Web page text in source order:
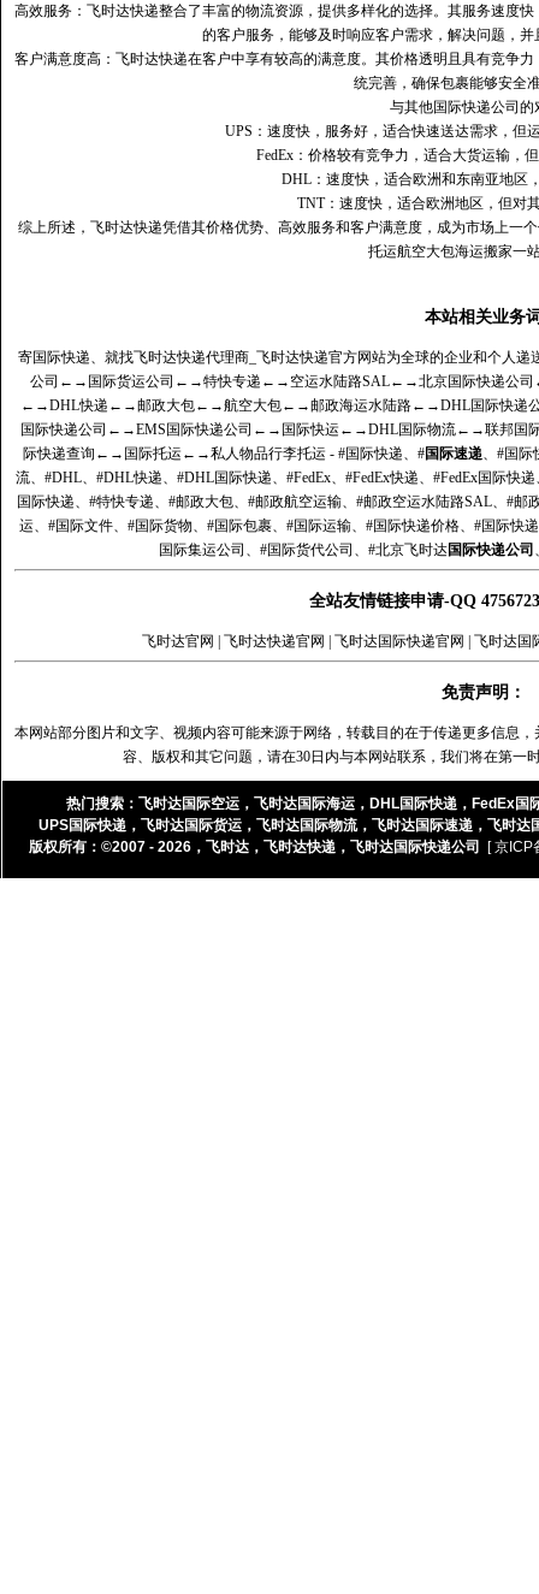
高效服务：飞时达快递整合了丰富的物流资源，提供多样化的选择。其服务速度
的客户服务，能够及时响应客户需求，解决问题，
客户满意度高‌：飞时达快递在客户中享有较高的满意度。其价格透明且具有竞争
统完善，确保包裹能够安全
与其他国际快递公司的
UPS：速度快，服务好，适合快速送达需求，但
FedEx：价格较有竞争力，适合大货运输，
DHL：速度快，适合欧洲和东南亚地区
TNT：速度快，适合欧洲地区，但对
综上所述，飞时达快递凭借其价格优势、高效服务和客户满意度，成为市场上一
托运航空大包海运搬家一
本站相关业务
寄国际快递、就找飞时达快递代理商_飞时达快递官方网站为全球的企业和个人递
公司 ←→ 国际货运公司 ←→特快专递 ←→ 空运水陆路SAL←→北京国际快递公司
←→DHL快递 ←→邮政大包←→航空大包←→邮政海运水陆路←→DHL国际快递
国际快递公司 ←→EMS国际快递公司 ←→ 国际快运←→DHL国际物流←→联邦国
际快递查询 ←→ 国际托运←→私人物品行李托运 - #国际快递、#国际速递、#国际
流、#DHL、#DHL快递、#DHL国际快递、#FedEx、#FedEx快递、#FedEx国际快
国际快递、#特快专递、#邮政大包、#邮政航空运输、#邮政空运水陆路SAL、#
运、#国际文件、#国际货物、#国际包裹、#国际运输、#国际快递价格、#国际快
国际集运公司、#国际货代公司、#北京飞时达国际快递公司
全站友情链接申请-QQ
飞时达官网 飞时达快递官网 飞时达国际快递官网 飞时达国
免责声明：
本网站部分图片和文字、视频内容可能来源于网络，转载目的在于传递更多信息
容、版权和其它问题，请在30日内与本网站联系，我们将在第一
热门搜索： 飞时达国际空运 ， 飞时达国际海运 ， DHL国际快递 ， FedEx国
UPS国际快递 ， 飞时达国际货运 ， 飞时达国际物流， 飞时达国际速递 ， 飞时达
版权所有：©2007 - 2026， 飞时达， 飞时达快递， 飞时达国际快递公司 [ 京ICP